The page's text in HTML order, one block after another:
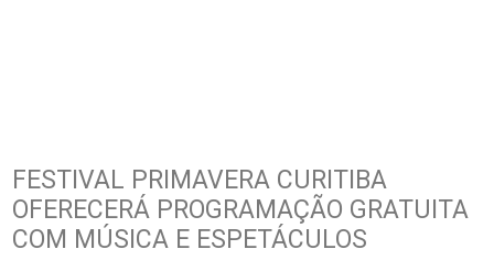
FESTIVAL PRIMAVERA CURITIBA
OFERECERÁ PROGRAMAÇÃO GRATUITA
COM MÚSICA E ESPETÁCULOS